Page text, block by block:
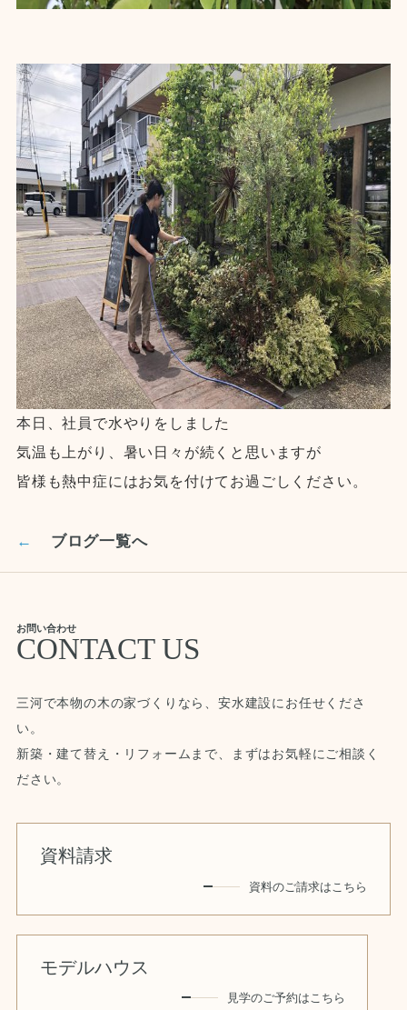
本日、社員で水やりをしました
気温も上がり、暑い日々が続くと思いますが
皆様も熱中症にはお気を付けてお過ごしください。
← ブログ一覧へ
お問い合わせ
CONTACT US
三河で本物の木の家づくりなら、安水建設にお任せくださ
い。
新築・建て替え・リフォームまで、まずはお気軽にご相談く
ださい。
資料請求
資料のご請求はこちら
モデルハウス
見学のご予約はこちら